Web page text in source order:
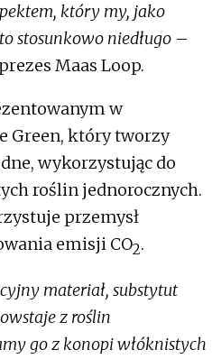
który my, jako
stosunkowo niedługo –
Maas Loop.
w
Green, który tworzy
wykorzystując do
roślin jednorocznych.
przemysł
emisji CO2.
materiał, substytut
z roślin
go z konopi włóknistych